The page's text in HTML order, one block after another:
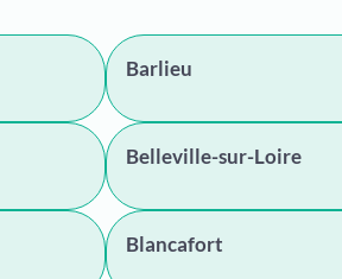
Barlieu
Belleville-sur-Loire
Blancafort